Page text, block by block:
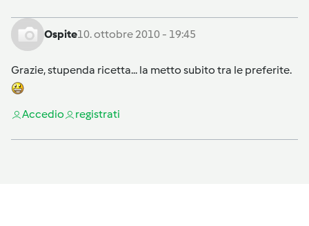
Ospite10. ottobre 2010 - 19:45
Grazie, stupenda ricetta... la metto subito tra le preferite.
Accedio registrati